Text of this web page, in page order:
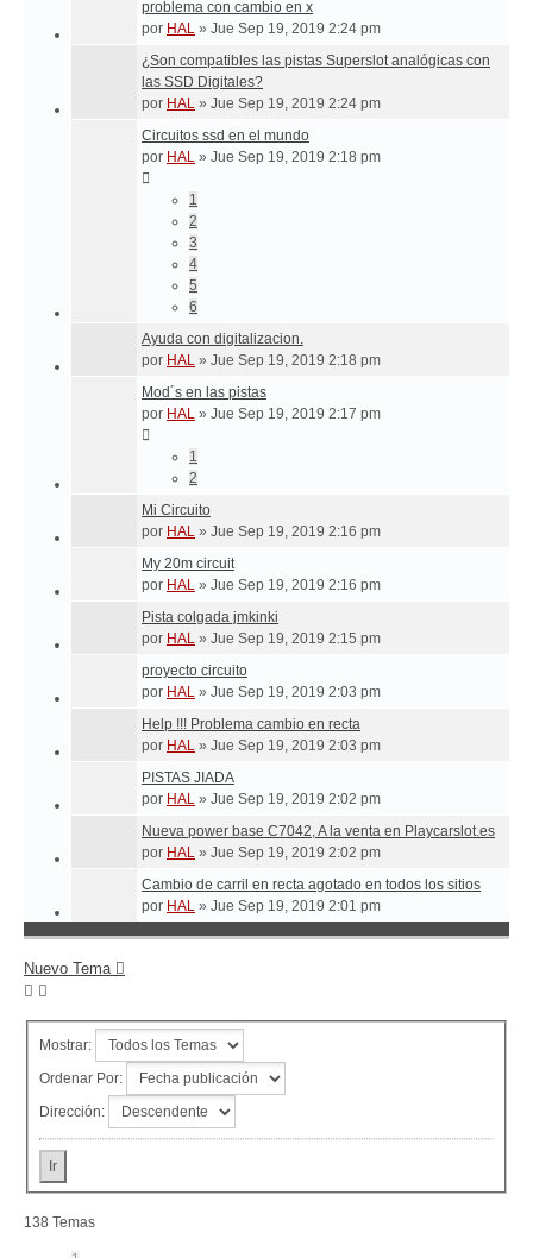
problema con cambio en x
por HAL » Jue Sep 19, 2019 2:24 pm
¿Son compatibles las pistas Superslot analógicas con
las SSD Digitales?
por HAL » Jue Sep 19, 2019 2:24 pm
Circuitos ssd en el mundo
por HAL » Jue Sep 19, 2019 2:18 pm
1
2
3
4
5
6
Ayuda con digitalizacion.
por HAL » Jue Sep 19, 2019 2:18 pm
Mod´s en las pistas
por HAL » Jue Sep 19, 2019 2:17 pm
1
2
Mi Circuito
por HAL » Jue Sep 19, 2019 2:16 pm
My 20m circuit
por HAL » Jue Sep 19, 2019 2:16 pm
Pista colgada jmkinki
por HAL » Jue Sep 19, 2019 2:15 pm
proyecto circuito
por HAL » Jue Sep 19, 2019 2:03 pm
Help !!! Problema cambio en recta
por HAL » Jue Sep 19, 2019 2:03 pm
PISTAS JIADA
por HAL » Jue Sep 19, 2019 2:02 pm
Nueva power base C7042, A la venta en Playcarslot.es
por HAL » Jue Sep 19, 2019 2:02 pm
Cambio de carril en recta agotado en todos los sitios
por HAL » Jue Sep 19, 2019 2:01 pm
Nuevo Tema
Mostrar:
Ordenar Por:
Dirección:
138 Temas